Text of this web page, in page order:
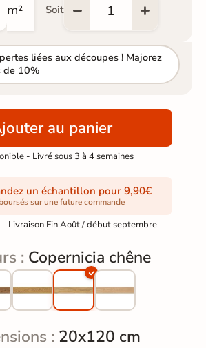
m² Soit
liées aux découpes ! Majorez
de 10%
au panier
- Livré sous 3 à 4 semaines
un échantillon pour 9,90€
sur une future commande
Livraison Fin Août / début septembre
: Copernicia chêne
: 20x120 cm